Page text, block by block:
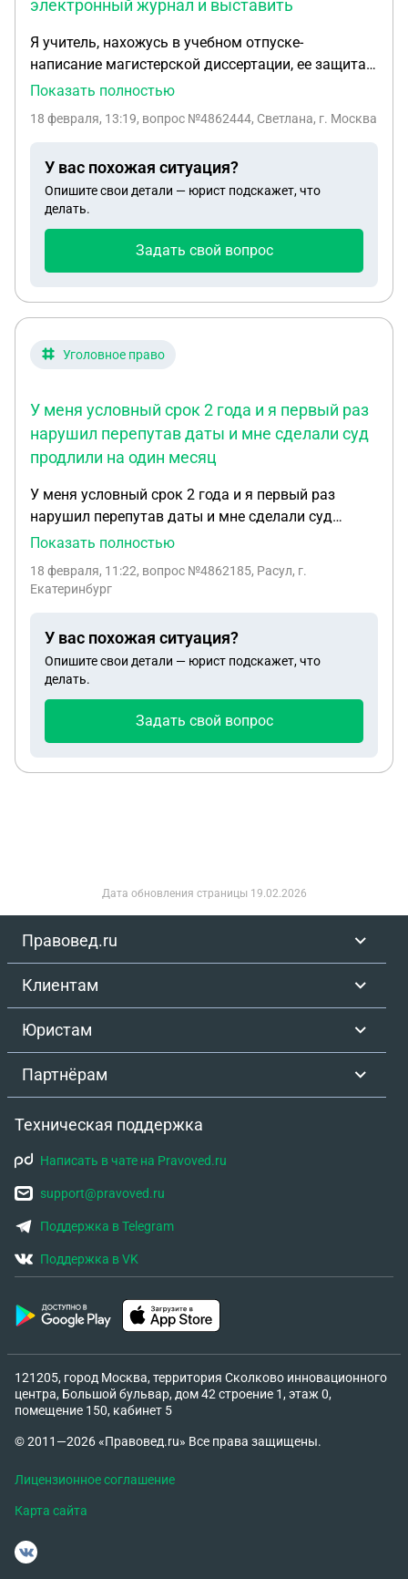
электронный журнал и выставить
Я учитель, нахожусь в учебном отпуске-
написание магистерской диссертации, ее защита,
закрытие обходного листа и прочее. Оценки за
время, тем более были другие учителя, которые
что это моя обязанность была заполнить
электронный журнал и выставить оценки, что по
приходу из учебного отпуска должна буду
Правомерны ли мои действия ?
Показать полностью
18 февраля, 13:19, вопрос №4862444, Светлана, г. Москва
У вас похожая ситуация?
Опишите свои детали — юрист подскажет, что
делать.
Задать свой вопрос
Уголовное право
У меня условный срок 2 года и я первый раз
нарушил перепутав даты и мне сделали суд
продлили на один месяц
У меня условный срок 2 года и я первый раз
нарушил перепутав даты и мне сделали суд
продлили на один месяц ,потом у меня
хулиганство ну там я еще плюс 12часов ночи не
Показать полностью
18 февраля, 11:22, вопрос №4862185, Расул, г.
Екатеринбург
У вас похожая ситуация?
Опишите свои детали — юрист подскажет, что
делать.
Задать свой вопрос
Дата обновления страницы 19.02.2026
Правовед.ru
Клиентам
Юристам
Партнёрам
Техническая поддержка
Написать в чате на Pravoved.ru
support@pravoved.ru
Поддержка в Telegram
Поддержка в VK
121205, город Москва, территория Сколково инновационного
центра, Большой бульвар, дом 42 строение 1, этаж 0,
помещение 150, кабинет 5
© 2011—2026 «Правовед.ru» Все права защищены.
Лицензионное соглашение
Карта сайта